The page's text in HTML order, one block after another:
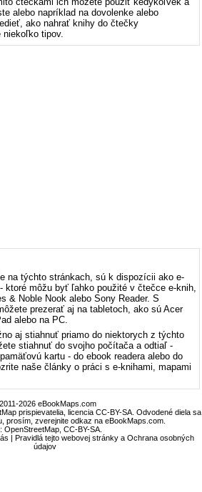
alebo napríklad na dovolenke alebo
ako nahrať knihy do čtečky
niekoľko tipov.
na týchto stránkach, sú k dispozícii ako e-
ktoré môžu byť ľahko použité v čtečce e-knih,
& Noble Nook alebo Sony Reader. S
prezerať aj na tabletoch, ako sú Acer
alebo na PC.
aj stiahnuť priamo do niektorych z týchto
stiahnuť do svojho počítača a odtiaľ -
kartu - do ebook readera alebo do
naše články o práci s e-knihami, mapami
2026 eBookMaps.com
prispievatelia, licencia CC-BY-SA. Odvodené diela sa
prosím, zverejnite odkaz na eBookMaps.com.
OpenStreetMap ,CC-BY-SA
|Pravidlá tejto webovej stránky a Ochrana osobných
údajov